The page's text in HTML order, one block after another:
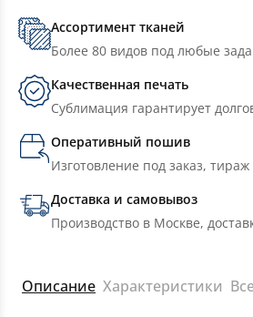
Ассортимент тканей
Более 80 видов под любые
Качественная печать
Сублимация гарантирует
Оперативный пошив
Изготовление под заказ, тираж
Доставка и самовывоз
Производство в Москве,
Описание Характеристики